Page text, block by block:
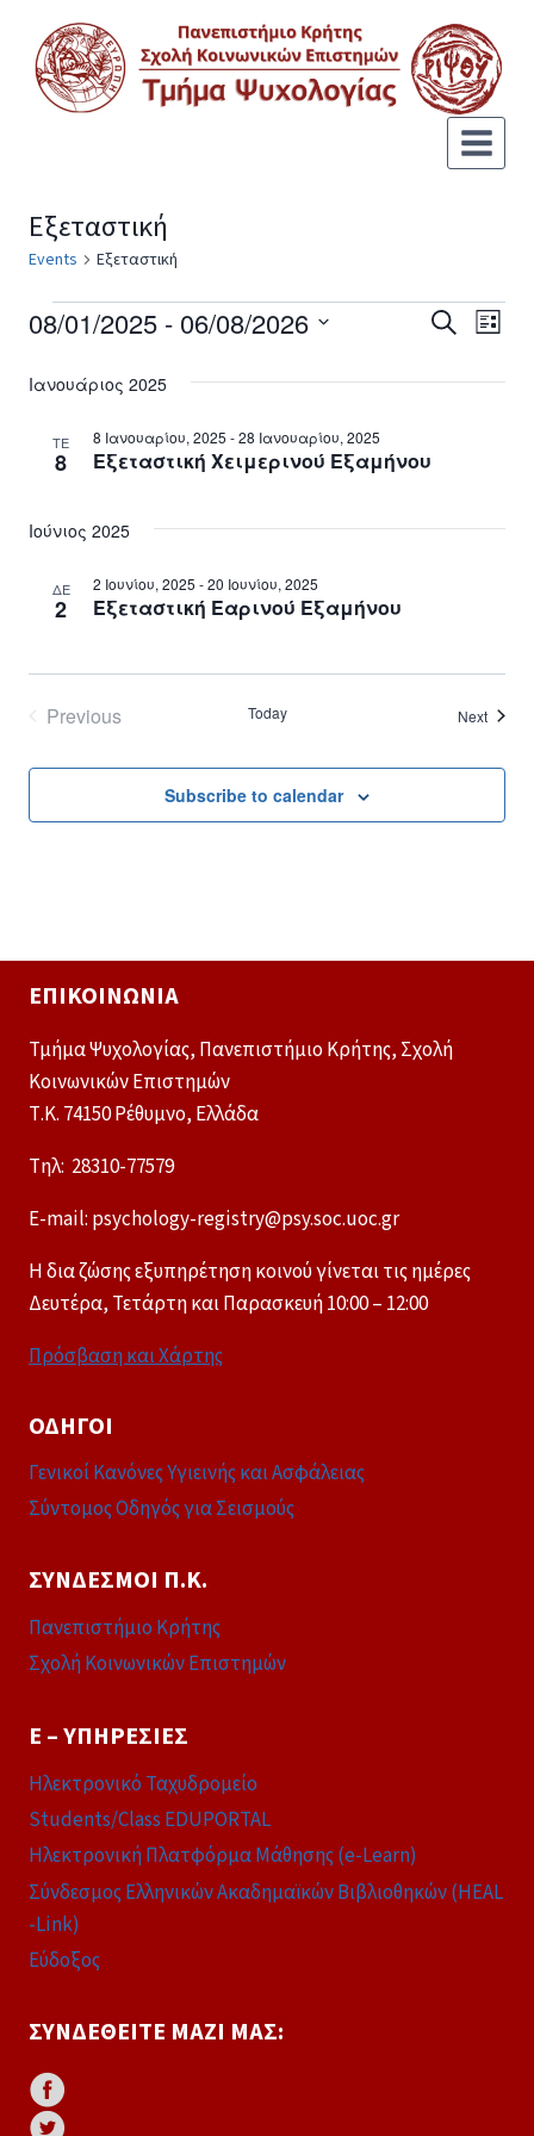
Εξεταστική
Events Εξεταστική
Events
Search
Views
SearchList
08/01/2025 - 06/08/2026
date.
Ιανουάριος 2025
ΤΕ
8 Εξεταστική Χειμερινού Εξαμήνου
8 Ιανουαρίου, 2025 -28 Ιανουαρίου, 2025
Ιούνιος 2025
ΔΕ
2 Εξεταστική Εαρινού Εξαμήνου
2 Ιουνίου, 2025 -20 Ιουνίου, 2025
Previous
Today NextEvents
Subscribe to calendar
ΕΠΙΚΟΙΝΩΝΊΑ
Τμήμα Ψυχολογίας, Πανεπιστήμιο Κρήτης, Σχολή
Κοινωνικών Επιστημών
Τ.Κ. 74150 Ρέθυμνο, Ελλάδα
Tηλ: 28310-77579
E-mail: psychology-registry@psy.soc.uoc.gr
Η δια ζώσης εξυπηρέτηση κοινού γίνεται τις ημέρες
Δευτέρα, Τετάρτη και Παρασκευή 10:00 – 12:00
Πρόσβαση και Χάρτης
ΟΔΗΓΟΊ
Γενικοί Κανόνες Υγιεινής και Ασφάλειας
Σύντομος Οδηγός για Σεισμούς
ΣΎΝΔΕΣΜΟΙ Π.Κ.
Πανεπιστήμιο Κρήτης
Σχολή Κοινωνικών Επιστημών
E – ΥΠΗΡΕΣΊΕΣ
Ηλεκτρονικό Ταχυδρομείο
Students/Class EDUPORTAL
Ηλεκτρονική Πλατφόρμα Μάθησης (e-Learn)
Σύνδεσμος Ελληνικών Ακαδημαϊκών Βιβλιοθηκών (HEAL
-Link)
Εύδοξος
ΣΥΝΔΕΘΕΊΤΕ ΜΑΖΊ ΜΑΣ: